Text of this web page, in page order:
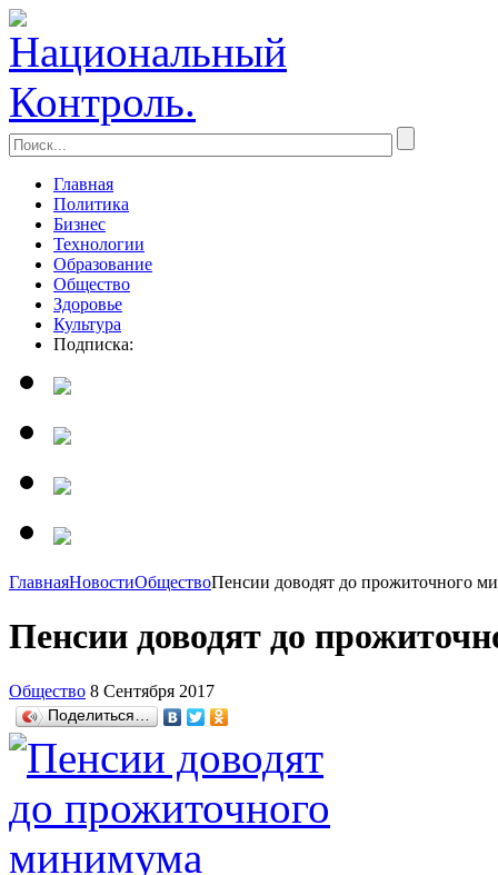
Главная
Политика
Бизнес
Технологии
Образование
Общество
Здоровье
Культура
Подписка:
ГлавнаяНовостиОбществоПенсии доводят до прожиточного
Пенсии доводят до
Общество 8 Сентября 2017
Поделиться…